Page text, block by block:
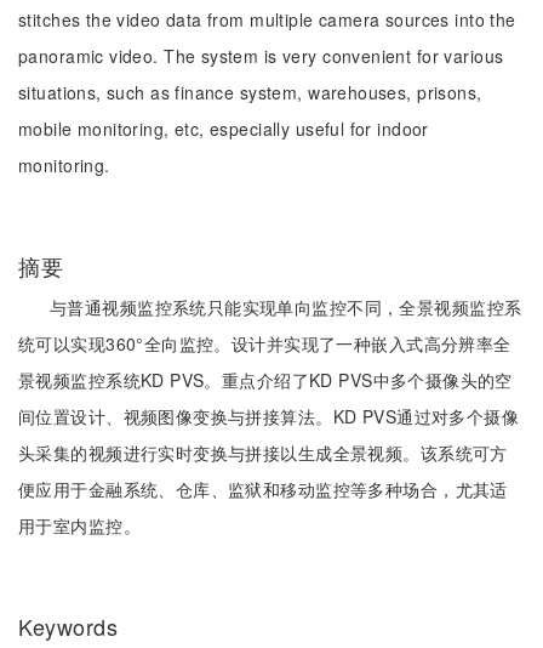
stitches the video data from multiple camera sources into the
panoramic video. The system is very convenient for various
situations, such as finance system, warehouses, prisons,
mobile monitoring, etc, especially useful for indoor
monitoring.
摘要
与普通视频监控系统只能实现单向监控不同，全景视频监控系
统可以实现360°全向监控。设计并实现了一种嵌入式高分辨率全
景视频监控系统KD PVS。重点介绍了KD PVS中多个摄像头的空
间位置设计、视频图像变换与拼接算法。KD PVS通过对多个摄像
头采集的视频进行实时变换与拼接以生成全景视频。该系统可方
便应用于金融系统、仓库、监狱和移动监控等多种场合，尤其适
用于室内监控。
Keywords